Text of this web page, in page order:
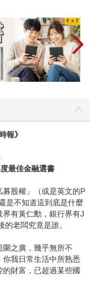
報》
最佳金融選書
股權」（或是英文的P
是不知道這到底是什麼
有黃仁勳，銀行界有J
老闆究竟是誰。
之廣，幾乎無所不
我日常生活中所熟悉
財富，已超過某些國